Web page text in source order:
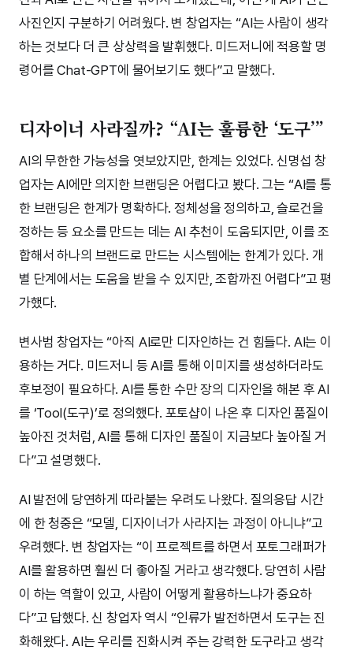
사진인지 구분하기 어려웠다. 변 창업자는 “AI는 사람이 생각
하는 것보다 더 큰 상상력을 발휘했다. 미드저니에 적용할 명
령어를 Chat-GPT에 물어보기도 했다”고 말했다.
디자이너 사라질까? “AI는 훌륭한 ‘도구’”
AI의 무한한 가능성을 엿보았지만, 한계는 있었다. 신명섭 창
업자는 AI에만 의지한 브랜딩은 어렵다고 봤다. 그는 “AI를 통
한 브랜딩은 한계가 명확하다. 정체성을 정의하고, 슬로건을
정하는 등 요소를 만드는 데는 AI 추천이 도움되지만, 이를 조
합해서 하나의 브랜드로 만드는 시스템에는 한계가 있다. 개
별 단계에서는 도움을 받을 수 있지만, 조합까진 어렵다”고 평
가했다.
변사범 창업자는 “아직 AI로만 디자인하는 건 힘들다. AI는 이
용하는 거다. 미드저니 등 AI를 통해 이미지를 생성하더라도
후보정이 필요하다. AI를 통한 수만 장의 디자인을 해본 후 AI
를 ‘Tool(도구)’로 정의했다. 포토샵이 나온 후 디자인 품질이
높아진 것처럼, AI를 통해 디자인 품질이 지금보다 높아질 거
다”고 설명했다.
AI 발전에 당연하게 따라붙는 우려도 나왔다. 질의응답 시간
에 한 청중은 “모델, 디자이너가 사라지는 과정이 아니냐”고
우려했다. 변 창업자는 “이 프로젝트를 하면서 포토그래퍼가
AI를 활용하면 훨씬 더 좋아질 거라고 생각했다. 당연히 사람
이 하는 역할이 있고, 사람이 어떻게 활용하느냐가 중요하
다”고 답했다. 신 창업자 역시 “인류가 발전하면서 도구는 진
화해왔다. AI는 우리를 진화시켜 주는 강력한 도구라고 생각